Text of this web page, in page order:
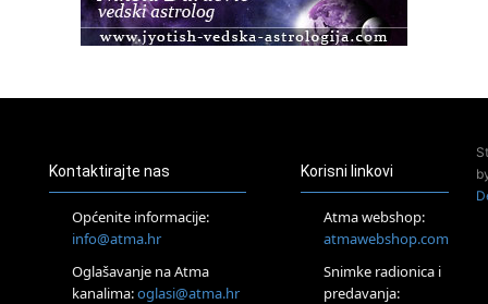
Access Energetski Facelift®
Tečaj Višeg Vodstva, razvijanja intuicije i Akaša zapisa
25.08.
Upisi u program Profesionalni hipnoterapeut — nova
generacija kreće 25.08. 2026.
Online
Kontaktirajte nas
Općenite informacije:
info@atma.hr
Oglašavanje na Atma
kanalima:oglasi@atma.hr
Korisni linkovi
Atma webshop:
atmawebshop.com
Snimke radionica i
predavanja: